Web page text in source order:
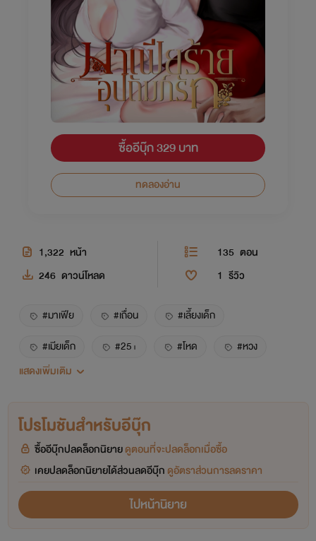
ซื้ออีบุ๊ก 329 บาท
ทดลองอ่าน
1,322 หน้า 135 ตอน
246 ดาวน์โหลด 1 รีวิว
#มาเฟีย #เถื่อน
#เลี้ยงเด็ก
#เมียเด็ก
#25+ #โหด
#หวง
#กินเด็ก
#หื่น
แสดงเพิ่มเติม
โปรโมชันสำหรับอีบุ๊ก
ซื้ออีบุ๊กปลดล็อกนิยายดูตอนที่จะปลดล็อกเมื่อซื้อ
เคยปลดล็อกนิยายได้ส่วนลดอีบุ๊ก ดูอัตราส่วนการลดราคา
ไปหน้านิยาย